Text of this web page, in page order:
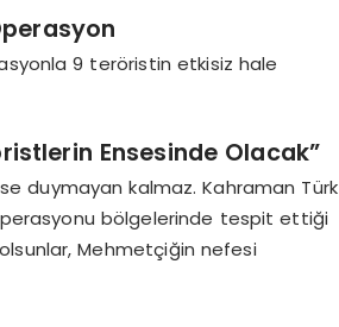
9 teröristin etkisiz hale
Ensesinde Olacak”
duymayan kalmaz. Kahraman Türk
bölgelerinde tespit ettiği
Mehmetçiğin nefesi